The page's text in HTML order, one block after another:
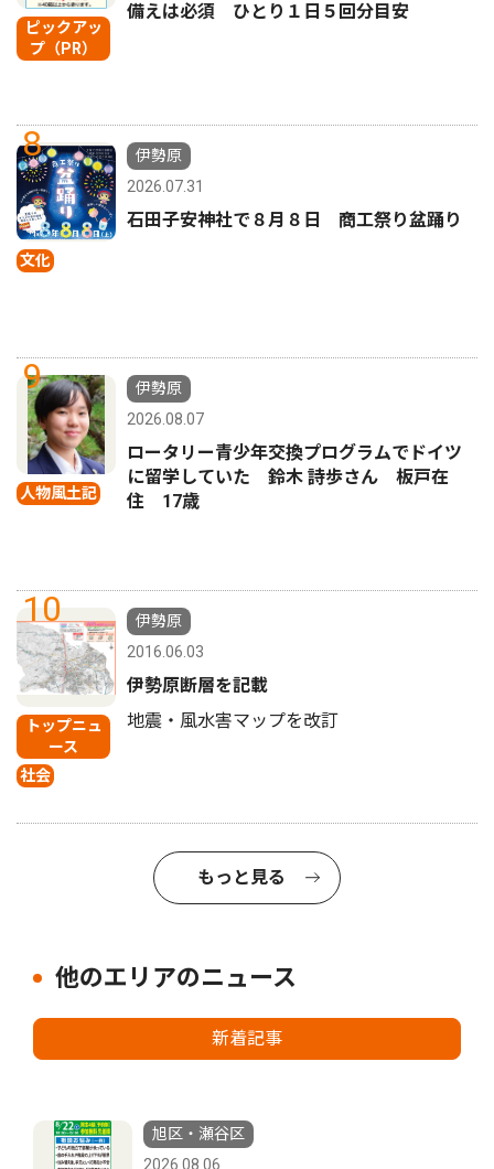
ピックアッ
プ（PR）
備えは必須 ひとり１日５回分目安
8
文化
伊勢原
2026.07.31
石田子安神社で８月８日 商工祭り盆踊り
9
人物風土記
伊勢原
2026.08.07
ロータリー青少年交換プログラムでドイツ
に留学していた 鈴木 詩歩さん 板戸在
住 17歳
10
トップニュ
ース
社会
伊勢原
2016.06.03
伊勢原断層を記載
地震・風水害マップを改訂
もっと見る
他のエリアのニュース
新着記事
旭区・瀬谷区
2026.08.06